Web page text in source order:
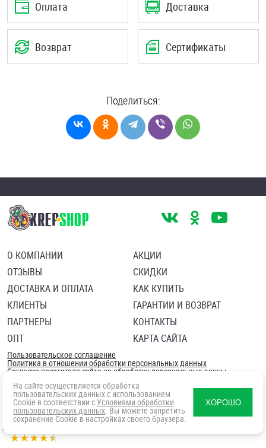
Оплата Доставка
Возврат Сертификаты
Поделиться:
О КОМПАНИИ
ОТЗЫВЫ
ДОСТАВКА И ОПЛАТА
КЛИЕНТЫ
ПАРТНЕРЫ
ОПТ
АКЦИИ
СКИДКИ
КАК КУПИТЬ
ГАРАНТИИ И ВОЗВРАТ
КОНТАКТЫ
КАРТА САЙТА
Пользовательское соглашение
Политика в отношении обработки персональных данных
Согласие посетителя сайта на обработку персональных данны
На сайте осуществляется обработка
пользовательских данных с использованием
Cookie в соответствии с Условиями обработки
пользовательских данных. Вы можете запретить
сохранение Cookie в настройках своего браузера.
ХОРОШО